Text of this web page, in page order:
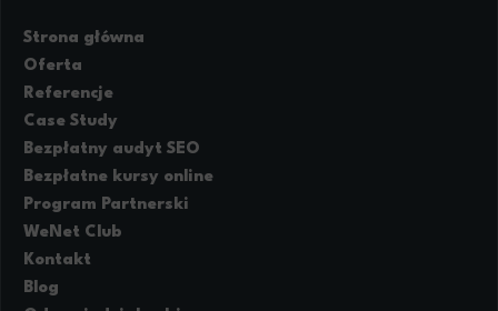
Strona główna
Oferta
Referencje
Case Study
Bezpłatny audyt SEO
Bezpłatne kursy online
Program Partnerski
WeNet Club
Kontakt
Blog